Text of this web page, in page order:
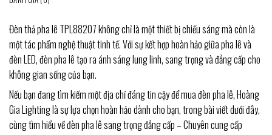
Đèn thả pha lê TPL88207 không chỉ là một thiết bị chiếu sáng mà còn là
một tác phẩm nghệ thuật tinh tế. Với sự kết hợp hoàn hảo giữa pha lê và
đèn LED, đèn pha lê tạo ra ánh sáng lung linh, sang trọng và đẳng cấp cho
không gian sống của bạn.
Nếu bạn đang tìm kiếm một địa chỉ đáng tin cậy để mua đèn pha lê, Hoàng
Gia Lighting là sự lựa chọn hoàn hảo dành cho bạn, trong bài viết dưới đây,
cùng tìm hiểu về đèn pha lê sang trọng đẳng cấp – Chuyên cung cấp